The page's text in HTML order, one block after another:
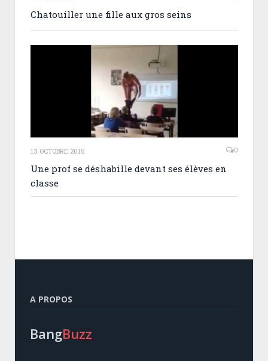
Chatouiller une fille aux gros seins
13 OCTOBRE 2015 0
Une prof se déshabille devant ses élèves en
classe
A PROPOS
BangBuzz